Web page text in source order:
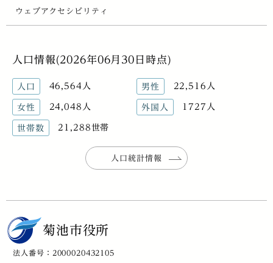
ウェブアクセシビリティ
人口情報(2026年06月30日時点)
人口 46,564人 男性 22,516人
女性 24,048人 外国人 1727人
世帯数 21,288世帯
人口統計情報
菊池市役所
法人番号：2000020432105